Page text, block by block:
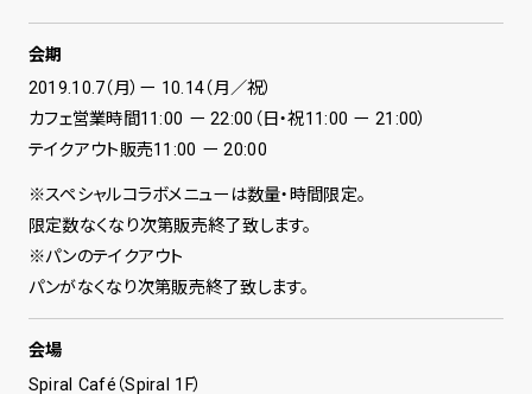
会期
2019.10.7（月）ー 10.14（月／祝）
カフェ営業時間11:00 ー 22:00（日・祝11:00 ー 21:00）
テイクアウト販売11:00 ー 20:00
※スペシャルコラボメニューは数量・時間限定。
限定数なくなり次第販売終了致します。
※パンのテイクアウト
パンがなくなり次第販売終了致します。
会場
Spiral Café（Spiral 1F）